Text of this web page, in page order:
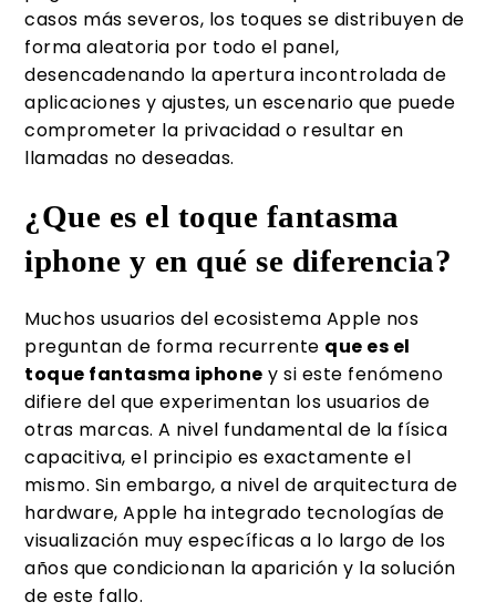
casos más severos, los toques se distribuyen de
forma aleatoria por todo el panel,
desencadenando la apertura incontrolada de
aplicaciones y ajustes, un escenario que puede
comprometer la privacidad o resultar en
llamadas no deseadas.
¿Que es el toque fantasma
iphone y en qué se diferencia?
Muchos usuarios del ecosistema Apple nos
preguntan de forma recurrente que es el
toque fantasma iphone y si este fenómeno
difiere del que experimentan los usuarios de
otras marcas. A nivel fundamental de la física
capacitiva, el principio es exactamente el
mismo. Sin embargo, a nivel de arquitectura de
hardware, Apple ha integrado tecnologías de
visualización muy específicas a lo largo de los
años que condicionan la aparición y la solución
de este fallo.